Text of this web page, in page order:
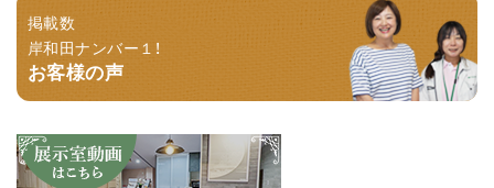
掲載数
岸和田ナンバー１！
お客様の声